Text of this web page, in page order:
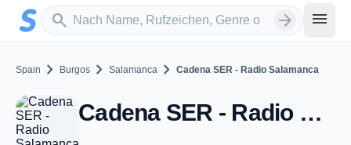
Zum Hauptinhalt springen
search
Sender suchen arrow_forward menu
Spain chevron_right Burgos chevron_right Salamanca chevron_right Cadena SER - Radio Salamanca
Cadena SER - Radio Salamanca - FM 96.5 - Salamanca